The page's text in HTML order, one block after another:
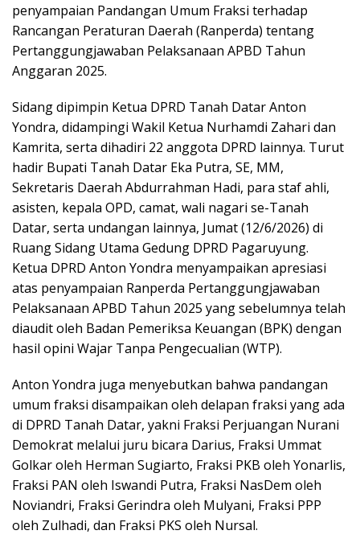
penyampaian Pandangan Umum Fraksi terhadap
Rancangan Peraturan Daerah (Ranperda) tentang
Pertanggungjawaban Pelaksanaan APBD Tahun
Anggaran 2025.
Sidang dipimpin Ketua DPRD Tanah Datar Anton
Yondra, didampingi Wakil Ketua Nurhamdi Zahari dan
Kamrita, serta dihadiri 22 anggota DPRD lainnya. Turut
hadir Bupati Tanah Datar Eka Putra, SE, MM,
Sekretaris Daerah Abdurrahman Hadi, para staf ahli,
asisten, kepala OPD, camat, wali nagari se-Tanah
Datar, serta undangan lainnya, Jumat (12/6/2026) di
Ruang Sidang Utama Gedung DPRD Pagaruyung.
Ketua DPRD Anton Yondra menyampaikan apresiasi
atas penyampaian Ranperda Pertanggungjawaban
Pelaksanaan APBD Tahun 2025 yang sebelumnya telah
diaudit oleh Badan Pemeriksa Keuangan (BPK) dengan
hasil opini Wajar Tanpa Pengecualian (WTP).
Anton Yondra juga menyebutkan bahwa pandangan
umum fraksi disampaikan oleh delapan fraksi yang ada
di DPRD Tanah Datar, yakni Fraksi Perjuangan Nurani
Demokrat melalui juru bicara Darius, Fraksi Ummat
Golkar oleh Herman Sugiarto, Fraksi PKB oleh Yonarlis,
Fraksi PAN oleh Iswandi Putra, Fraksi NasDem oleh
Noviandri, Fraksi Gerindra oleh Mulyani, Fraksi PPP
oleh Zulhadi, dan Fraksi PKS oleh Nursal.